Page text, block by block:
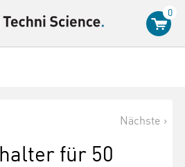
0
Nächste
für 50